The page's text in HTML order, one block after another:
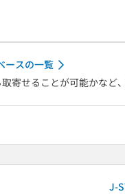
ースの一覧
寄せることが可能かなど
J-